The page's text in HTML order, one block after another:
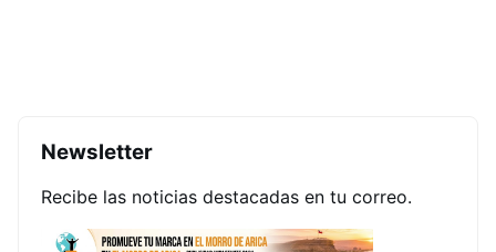
Newsletter
Recibe las noticias destacadas en tu correo.